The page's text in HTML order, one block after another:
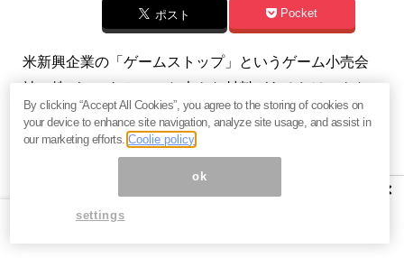
ポスト Pocket
米新興企業の「ゲームストップ」というゲーム小売会
社の株が、これといった大きな材料があるわけでもな
いのに2週間で10倍以上という急騰劇を演じました。個
人投資家がヘッジファンドを打ち負かした事例です。
ー株投資家の見方｜つばめ投資顧問
』栫井駿介）
【関連】孫正義が「危機」に備える2021年が到来、い
×
By clicking “Accept All Cookies”, you agree to the storing of cookies on
your device to enhance site navigation, analyze site usage, and assist in
our marketing efforts.Coolie policy
ok
settings